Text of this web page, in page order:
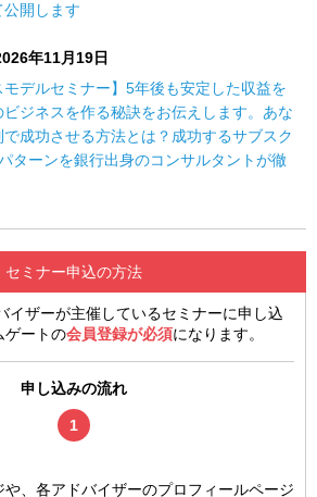
公開します
年11月19日
モデルセミナー】5年後も安定した収益を
ジネスを作る秘訣をお伝えします。あな
成功させる方法とは？成功するサブスク
ターンを銀行出身のコンサルタントが徹
セミナー申込の方法
イザーが主催しているセミナーに申し込
ゲートの会員登録が必須になります。
申し込みの流れ
1
、各アドバイザーのプロフィールページ